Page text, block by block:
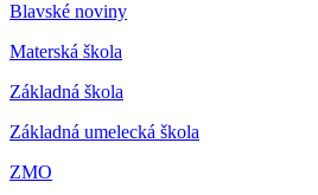
Blavské noviny
Materská škola
Základná škola
Základná umelecká škola
ZMO